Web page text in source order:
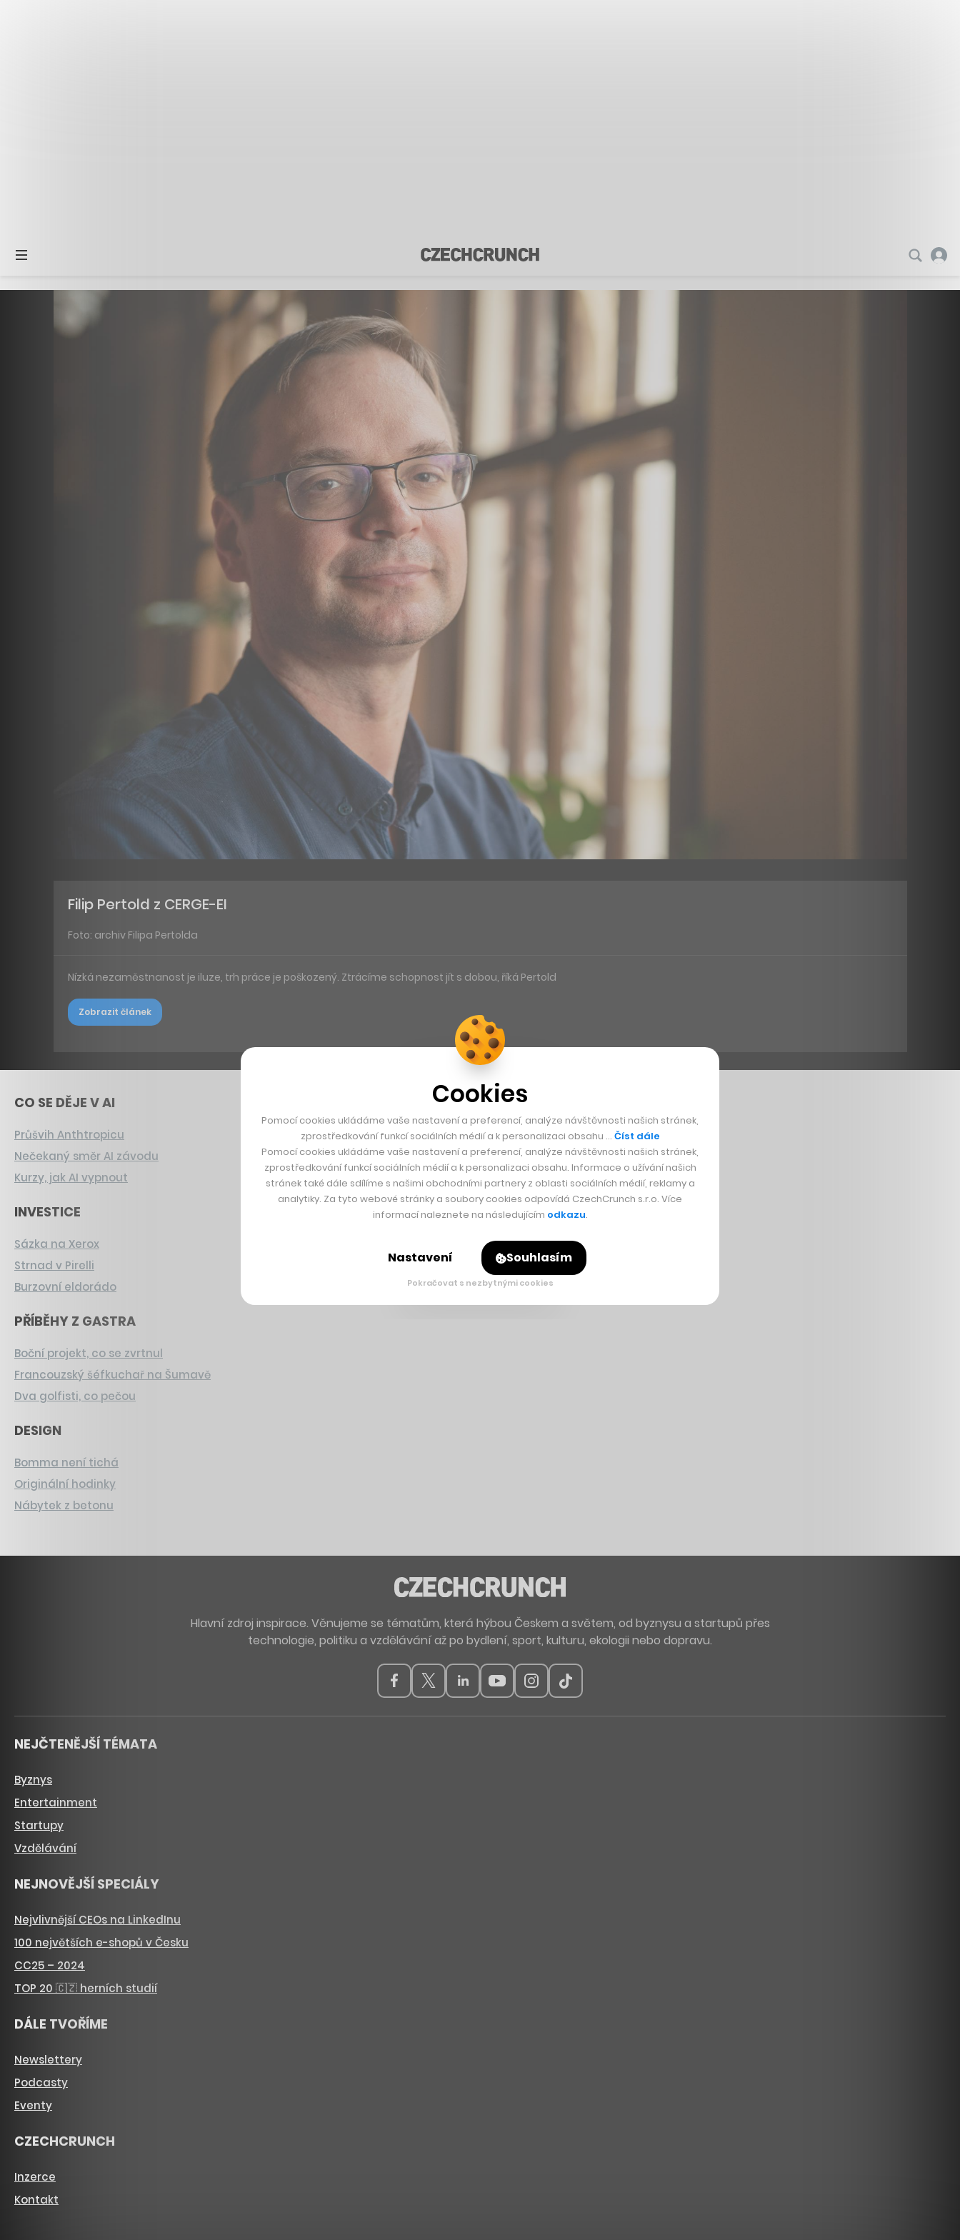
Filip Pertold z CERGE-EI
Foto: archiv Filipa Pertolda
Nízká nezaměstnanost je iluze, trh práce je poškozený. Ztrácíme schopnost jít s dobou, říká Pertold
Zobrazit článek
CO SE DĚJE V AI
Průšvih Anthtropicu
Nečekaný směr AI závodu
Kurzy, jak AI vypnout
INVESTICE
Sázka na Xerox
Strnad v Pirelli
Burzovní eldorádo
PŘÍBĚHY Z GASTRA
Boční projekt, co se zvrtnul
Francouzský šéfkuchař na Šumavě
Dva golfisti, co pečou
DESIGN
Bomma není tichá
Originální hodinky
Nábytek z betonu
Hlavní zdroj inspirace. Věnujeme se tématům, která hýbou Českem a světem, od byznysu a startupů přes
technologie, politiku a vzdělávání až po bydlení, sport, kulturu, ekologii nebo dopravu.
NEJČTENĚJŠÍ TÉMATA
Byznys
Entertainment
Startupy
Vzdělávání
NEJNOVĚJŠÍ SPECIÁLY
Nejvlivnější CEOs na LinkedInu
100 největších e-shopů v Česku
CC25 – 2024
TOP 20 🇨🇿 herních studií
DÁLE TVOŘÍME
Newslettery
Podcasty
Eventy
CZECHCRUNCH
Inzerce
Kontakt
Cookies
Pomocí cookies ukládáme vaše nastavení a preferencí, analýze návštěvnosti našich stránek,
zprostředkování funkcí sociálních médií a k personalizaci obsahu … Číst dále
Pomocí cookies ukládáme vaše nastavení a preferencí, analýze návštěvnosti našich stránek,
zprostředkování funkcí sociálních médií a k personalizaci obsahu. Informace o užívání našich
stránek také dále sdílíme s našimi obchodními partnery z oblasti sociálních médií, reklamy a
analytiky. Za tyto webové stránky a soubory cookies odpovídá CzechCrunch s.r.o. Více
informací naleznete na následujícím odkazu.
Nastavení Souhlasím
Pokračovat s nezbytnými cookies